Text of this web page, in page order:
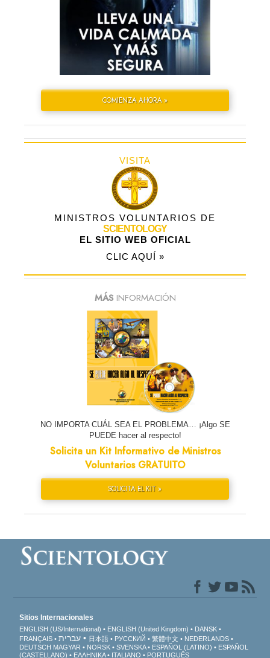
COMIENZA AHORA »
VISITA
MINISTROS VOLUNTARIOS DE
SCIENTOLOGY
EL SITIO WEB OFICIAL
CLIC AQUÍ »
MÁSINFORMACIÓN
NO IMPORTA CUÁL SEA EL PROBLEMA… ¡Algo SE
PUEDE hacer al respecto!
Solicita un Kit Informativo de Ministros
Voluntarios GRATUITO
SOLICITA EL KIT »
Sitios Internacionales
ENGLISH (US/International) ENGLISH (United Kingdom)
DANSK
FRANÇAIS
עברית 日本語 РУССКИЙ 繁體中文
NEDERLANDS
DEUTSCH MAGYAR NORSK SVENSKA ESPAÑOL (LATINO)
ESPAÑOL
(CASTELLANO)
ΕΛΛΗΝΙΚA ITALIANO PORTUGUÊS